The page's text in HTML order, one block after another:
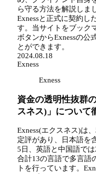
ら守る方法を解説しま
Exnessと正式に契約し
す。当サイトをブック
ボタンからExnessの公
とができます。
2024.08.18
Exness
Exness
資金の透明性抜群
スネス)」について
Exness(エクスネス)は
定評があり、日本語を
5日、英語と中国語では
合計13の言語で多言語
トを行っています。